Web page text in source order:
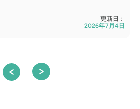
更新日：
2026年7月4日